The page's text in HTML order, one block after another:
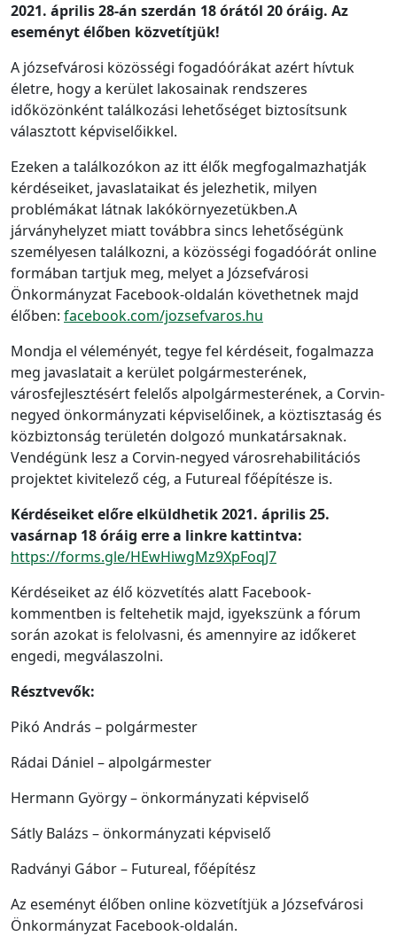
2021. április 28-án szerdán 18 órától 20 óráig. Az
eseményt élőben közvetítjük!
A józsefvárosi közösségi fogadóórákat azért hívtuk
életre, hogy a kerület lakosainak rendszeres
időközönként találkozási lehetőséget biztosítsunk
választott képviselőikkel.
Ezeken a találkozókon az itt élők megfogalmazhatják
kérdéseiket, javaslataikat és jelezhetik, milyen
problémákat látnak lakókörnyezetükben.A
járványhelyzet miatt továbbra sincs lehetőségünk
személyesen találkozni, a közösségi fogadóórát online
formában tartjuk meg, melyet a Józsefvárosi
Önkormányzat Facebook-oldalán követhetnek majd
élőben: facebook.com/jozsefvaros.hu
Mondja el véleményét, tegye fel kérdéseit, fogalmazza
meg javaslatait a kerület polgármesterének,
városfejlesztésért felelős alpolgármesterének, a Corvin-
negyed önkormányzati képviselőinek, a köztisztaság és
közbiztonság területén dolgozó munkatársaknak.
Vendégünk lesz a Corvin-negyed városrehabilitációs
projektet kivitelező cég, a Futureal főépítésze is.
Kérdéseiket előre elküldhetik 2021. április 25.
vasárnap 18 óráig erre a linkre kattintva:
https://forms.gle/HEwHiwgMz9XpFoqJ7
Kérdéseiket az élő közvetítés alatt Facebook-
kommentben is feltehetik majd, igyekszünk a fórum
során azokat is felolvasni, és amennyire az időkeret
engedi, megválaszolni.
Résztvevők:
Pikó András – polgármester
Rádai Dániel – alpolgármester
Hermann György – önkormányzati képviselő
Sátly Balázs – önkormányzati képviselő
Radványi Gábor – Futureal, főépítész
Az eseményt élőben online közvetítjük a Józsefvárosi
Önkormányzat Facebook-oldalán.